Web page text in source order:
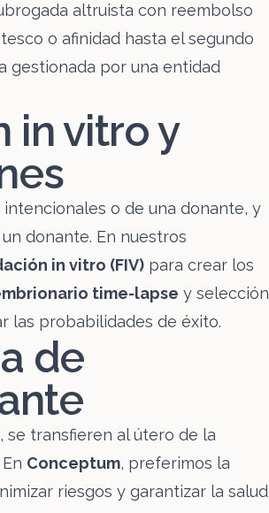
altruista con reembolso
o afinidad hasta el segundo
gestionada por una entidad
in vitro y
o de una donante, y
donante. En nuestros
in vitro (FIV) para crear los
time-lapse y selección
las probabilidades de éxito.
de
se transfieren al útero de la
Conceptum, preferimos la
riesgos y garantizar la salud